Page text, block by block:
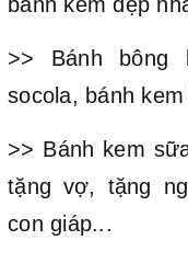
>> Bánh bông
socola, bánh
>> Bánh kem
tặng vợ, tặng
con giáp...